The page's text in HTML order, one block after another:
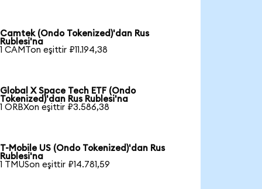
Camtek (Ondo Tokenized)'dan Rus
Rublesi'na
1 CAMTon eşittir ₽11.194,38
Global X Space Tech ETF (Ondo
Tokenized)'dan Rus Rublesi'na
1 ORBXon eşittir ₽3.586,38
T-Mobile US (Ondo Tokenized)'dan Rus
Rublesi'na
1 TMUSon eşittir ₽14.781,59